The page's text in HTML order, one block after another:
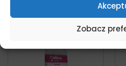
Zobacz